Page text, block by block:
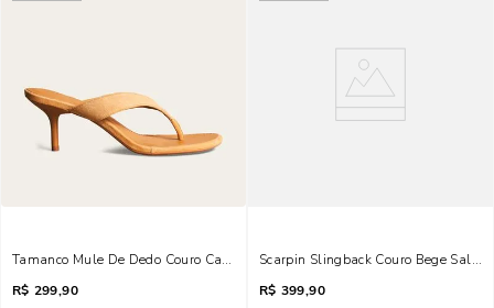
Tamanco Mule De Dedo Couro Camurça Salto Fino Caramelo Doce De Leite
R$ 299,90
Scarpin Slingback Couro Bege Salto
R$ 399,90